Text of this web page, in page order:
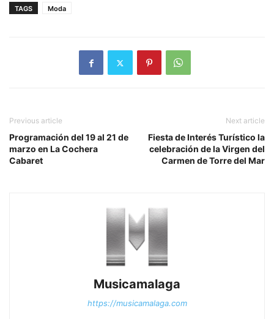
TAGS Moda
Previous article
Programación del 19 al 21 de
marzo en La Cochera
Cabaret
Next article
Fiesta de Interés Turístico la
celebración de la Virgen del
Carmen de Torre del Mar
Musicamalaga
https://musicamalaga.com